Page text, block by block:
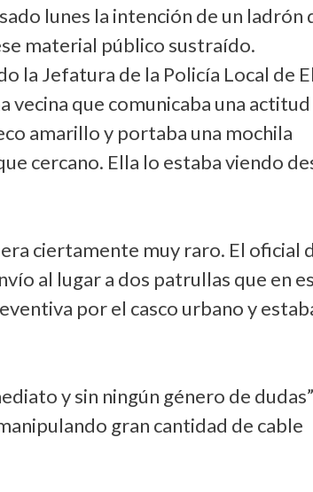
lunes la intención de un ladrón
material público sustraído.
la Jefatura de la Policía Local de El
que comunicaba una actitud
amarillo y portaba una mochila
cercano. Ella lo estaba viendo
ciertamente muy raro. El oficial
al lugar a dos patrullas que en
por el casco urbano y
y sin ningún género de
gran cantidad de cable